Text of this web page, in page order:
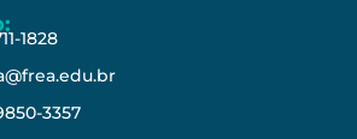
1828
3357